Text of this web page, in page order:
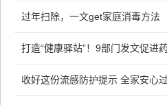
过年扫除，一文get家庭消毒方法
打造“健康驿站”！9部门发文促进
收好这份流感防护提示 全家安心